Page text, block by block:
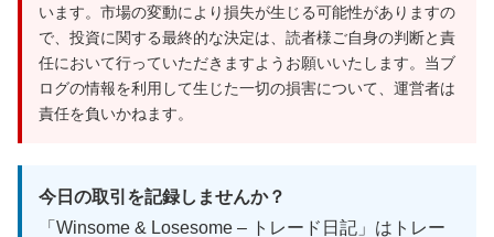
います。市場の変動により損失が生じる可能性がありますの
で、投資に関する最終的な決定は、読者様ご自身の判断と責
任において行っていただきますようお願いいたします。当ブ
ログの情報を利用して生じた一切の損害について、運営者は
責任を負いかねます。
今日の取引を記録しませんか？
「Winsome & Losesome – トレード日記」はトレー